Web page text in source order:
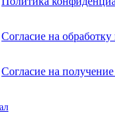
Согласие на
Согласие на